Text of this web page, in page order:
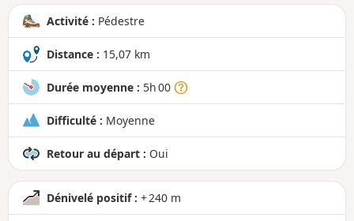
d
Activité : Pédestre
Distance : 15,07 km
Durée moyenne : 5h 00
Difficulté : Moyenne
Retour au départ : Oui
Dénivelé positif : + 240 m